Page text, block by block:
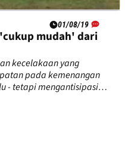
01/08/19
mudah' dari
kecelakaan yang
pada kemenangan
- tetapi mengantisipasi